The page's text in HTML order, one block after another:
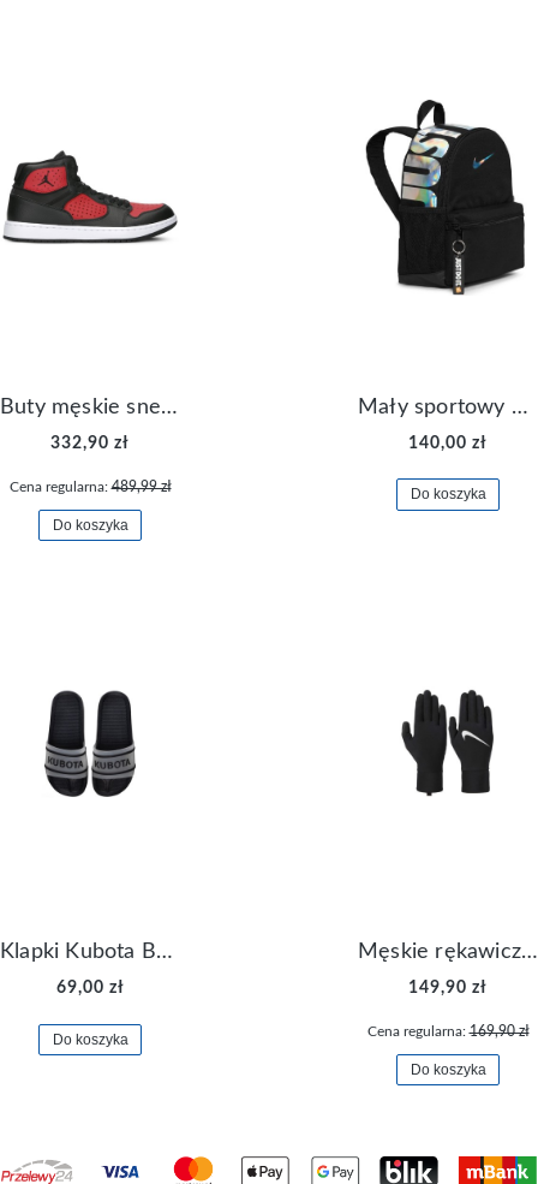
Buty męskie sneakersy Jordan Access AR3762-006
332,90 zł
Cena regularna:489,99 zł
Do koszyka
Mały sportowy plecak plecaczek Nike Brasilia JDI DR6091-017
140,00 zł
Do koszyka
Klapki Kubota Basenowe Gel Czarne
69,00 zł
Do koszyka
Męskie rękawiczki Nike Dri-FIT Lightweight Gloves N.RG.M0.082
149,90 zł
Cena regularna:169,90 zł
Do koszyka